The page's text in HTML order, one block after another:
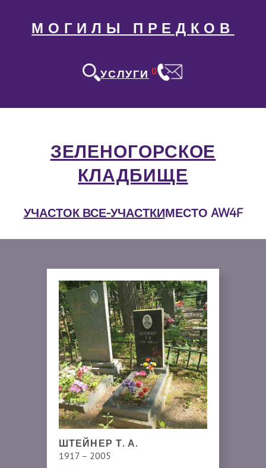
МОГИЛЫ ПРЕДКОВ
УСЛУГИ 0
ЗЕЛЕНОГОРСКОЕ
КЛАДБИЩЕ
УЧАСТОК ВСЕ-УЧАСТКИМЕСТО AW4F
ШТЕЙНЕР Т. А.
1917 – 2005